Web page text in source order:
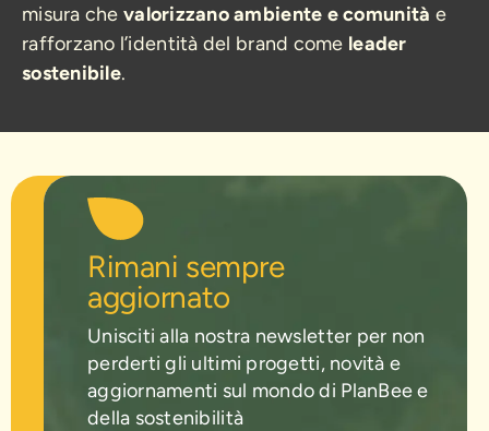
misura che valorizzano ambiente e comunità e
rafforzano l’identità del brand come leader
sostenibile.
Rimani sempre
aggiornato
Unisciti alla nostra newsletter per non
perderti gli ultimi progetti, novità e
aggiornamenti sul mondo di PlanBee e
della sostenibilità